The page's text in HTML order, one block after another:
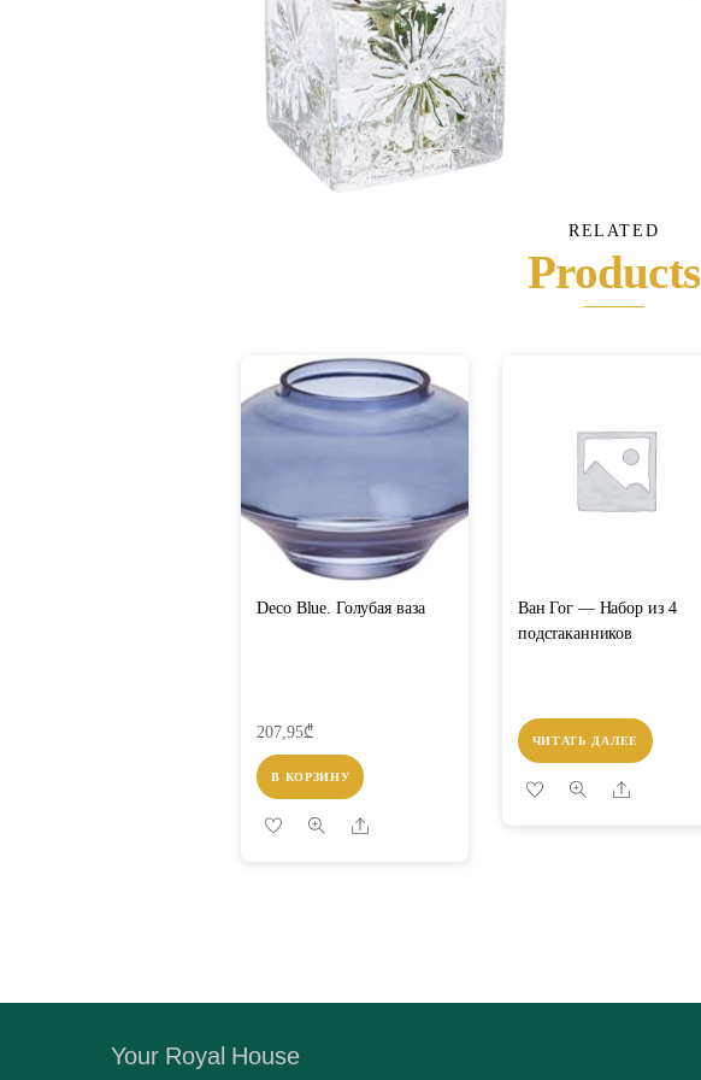
RELATED
Products
Deco Blue. Голубая ваза
207,95₾
В КОРЗИНУ
Share
Ван Гог — Набор из 4
подстаканников
ЧИТАТЬ ДАЛЕЕ
Share
Your Royal House